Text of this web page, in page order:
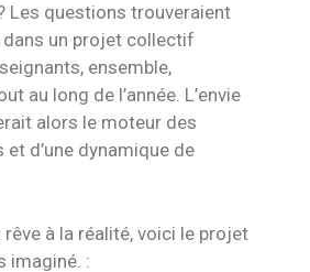
Les questions trouveraient
un projet collectif
ensemble,
au long de l’année. L’envie
alors le moteur des
d’une dynamique de
rêve à la réalité, voici le projet
imaginé. :